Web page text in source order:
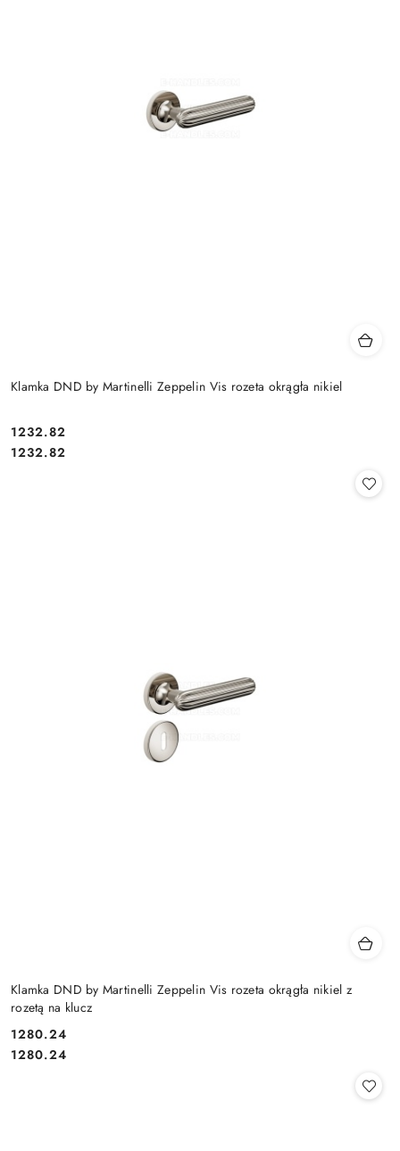
Klamka DND by Martinelli Zeppelin Vis rozeta okrągła nikiel
Cena:
1232.82
Cena:
1232.82
Klamka DND by Martinelli Zeppelin Vis rozeta okrągła nikiel z
rozetą na klucz
Cena:
1280.24
Cena:
1280.24